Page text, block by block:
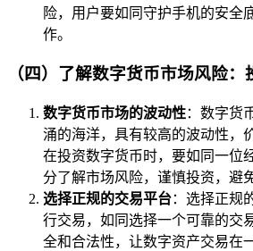
险，用户要如同守护手机的安全
作。
（四）了解数字货币市场风险
数字货币市场的波动性：数字货
涌的海洋，具有较高的波动性，
在投资数字货币时，要如同一位
分了解市场风险，谨慎投资，避
选择正规的交易平台：选择正规
行交易，如同选择一个可靠的交
全和合法性，让数字资产交易在